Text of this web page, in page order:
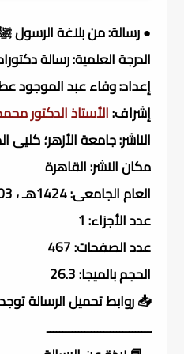
● رسالة: من بلاغة الرسول
الدرجة العلمية: رسالة
إعداد: وفاء عبد الموجود
إشراف:الأستاذ الدكتور
الناشر: جامعة الأزهر؛ كليى
مكان النشر: القاهرة
العام الجامعى: 1424هـ ، 2003م
عدد الأجزاء: 1
عدد الصفحات: 467
الحجم بالميجا: 26.3
📥 روابط تحميل الرسالة
ـــــــــــــــــــــــــــــــــ